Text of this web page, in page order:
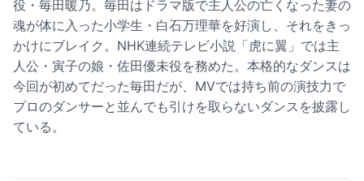
役・毎田暖乃。毎田はドラマ版で主人公の亡くなった妻の
魂が体に入った小学生・白石万理華を好演し、それをきっ
かけにブレイク。NHK連続テレビ小説「虎に翼」では主
人公・寅子の娘・佐田優未役を務めた。本格的なダンスは
今回が初めてだった毎田だが、MVでは持ち前の演技力で
プロのダンサーと並んでも引けを取らないダンスを披露し
ている。